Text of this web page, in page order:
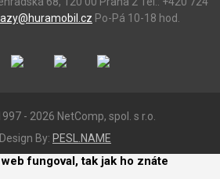
Po-Pá 10-18 hod.
- 2026 NetComp, spol. s r.o.
By: PESL.NAME
fungoval, tak jak ho znáte